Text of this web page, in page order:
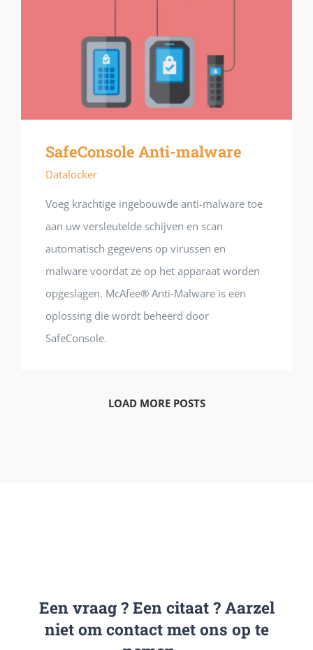
SafeConsole Anti-malware
Datalocker
Voeg krachtige ingebouwde anti-malware toe
aan uw versleutelde schijven en scan
automatisch gegevens op virussen en
malware voordat ze op het apparaat worden
opgeslagen. McAfee® Anti-Malware is een
oplossing die wordt beheerd door
SafeConsole.
LOAD MORE POSTS
Een vraag ? Een citaat ? Aarzel
niet om contact met ons op te